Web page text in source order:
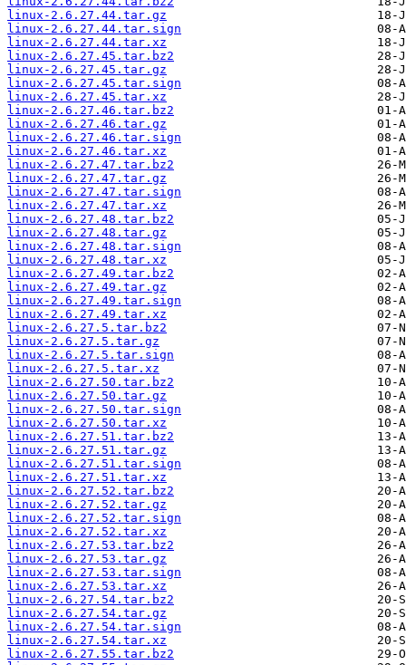
linux-2.6.27.44.tar.gz
linux-2.6.27.44.tar.sign
linux-2.6.27.44.tar.xz
linux-2.6.27.45.tar.bz2
linux-2.6.27.45.tar.gz
linux-2.6.27.45.tar.sign
linux-2.6.27.45.tar.xz
linux-2.6.27.46.tar.bz2
linux-2.6.27.46.tar.gz
linux-2.6.27.46.tar.sign
linux-2.6.27.46.tar.xz
linux-2.6.27.47.tar.bz2
linux-2.6.27.47.tar.gz
linux-2.6.27.47.tar.sign
linux-2.6.27.47.tar.xz
linux-2.6.27.48.tar.bz2
linux-2.6.27.48.tar.gz
linux-2.6.27.48.tar.sign
linux-2.6.27.48.tar.xz
linux-2.6.27.49.tar.bz2
linux-2.6.27.49.tar.gz
linux-2.6.27.49.tar.sign
linux-2.6.27.49.tar.xz
linux-2.6.27.5.tar.bz2
linux-2.6.27.5.tar.gz
linux-2.6.27.5.tar.sign
linux-2.6.27.5.tar.xz
linux-2.6.27.50.tar.bz2
linux-2.6.27.50.tar.gz
linux-2.6.27.50.tar.sign
linux-2.6.27.50.tar.xz
linux-2.6.27.51.tar.bz2
linux-2.6.27.51.tar.gz
linux-2.6.27.51.tar.sign
linux-2.6.27.51.tar.xz
linux-2.6.27.52.tar.bz2
linux-2.6.27.52.tar.gz
linux-2.6.27.52.tar.sign
linux-2.6.27.52.tar.xz
linux-2.6.27.53.tar.bz2
linux-2.6.27.53.tar.gz
linux-2.6.27.53.tar.sign
linux-2.6.27.53.tar.xz
linux-2.6.27.54.tar.bz2
linux-2.6.27.54.tar.gz
linux-2.6.27.54.tar.sign
linux-2.6.27.54.tar.xz
linux-2.6.27.55.tar.bz2